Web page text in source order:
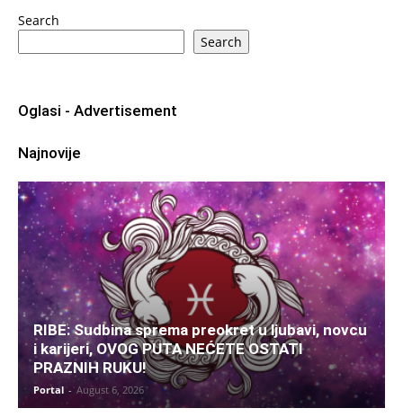
Search
Search
Oglasi - Advertisement
Najnovije
RIBE: Sudbina sprema preokret u ljubavi, novcu
i karijeri, OVOG PUTA NEĆETE OSTATI
PRAZNIH RUKU!
Portal - August 6, 2026